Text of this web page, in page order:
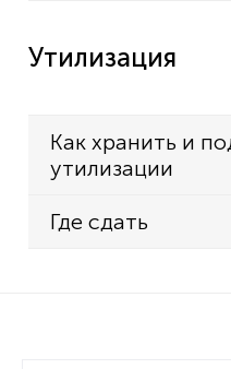
Утилизация
Как хранить и
утилизации
Где сдать